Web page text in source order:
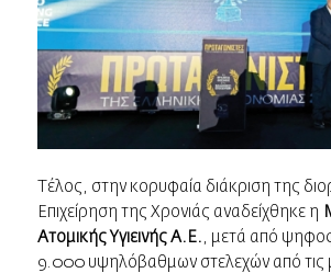
Τέλος, στην κορυφαία διάκριση της
Επιχείρηση της Χρονιάς αναδείχθηκε η
Ατομικής Υγιεινής Α.Ε. , μετά από
9.000 υψηλόβαθμων στελεχών από τις